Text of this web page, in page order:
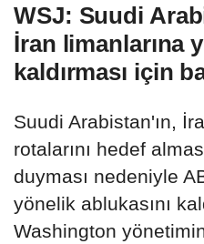
WSJ: Suudi
İran limanlarına
kaldırması için
Suudi Arabistan'ın,
rotalarını hedef
duyması nedeniyle
yönelik ablukasını
Washington